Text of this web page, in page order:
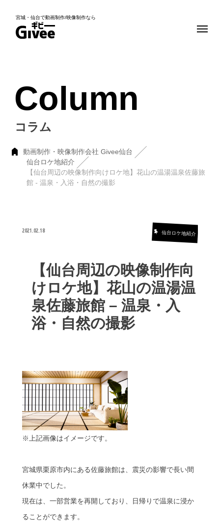
宮城・仙台で動画制作/映像制作なら
Column
コラム
動画制作・映像制作会社 Givee仙台
仙台ロケ地紹介
【仙台周辺の映像制作向けロケ地】花山の温湯温泉佐藤旅
館 - 温泉・入浴・自然の撮影
2021.02.18 仙台ロケ地紹介
【仙台周辺の映像制作向
けロケ地】花山の温湯温
泉佐藤旅館 – 温泉・入
浴・自然の撮影
※上記画像はイメージです。
宮城県栗原市内にある佐藤旅館は、震災の影響で長い間
休業中でした。
現在は、一部営業を再開しており、日帰りで温泉に浸か
ることができます。